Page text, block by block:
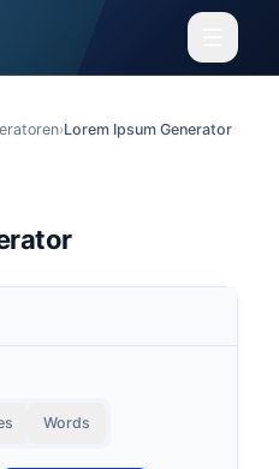
›Lorem Ipsum Generator
Words